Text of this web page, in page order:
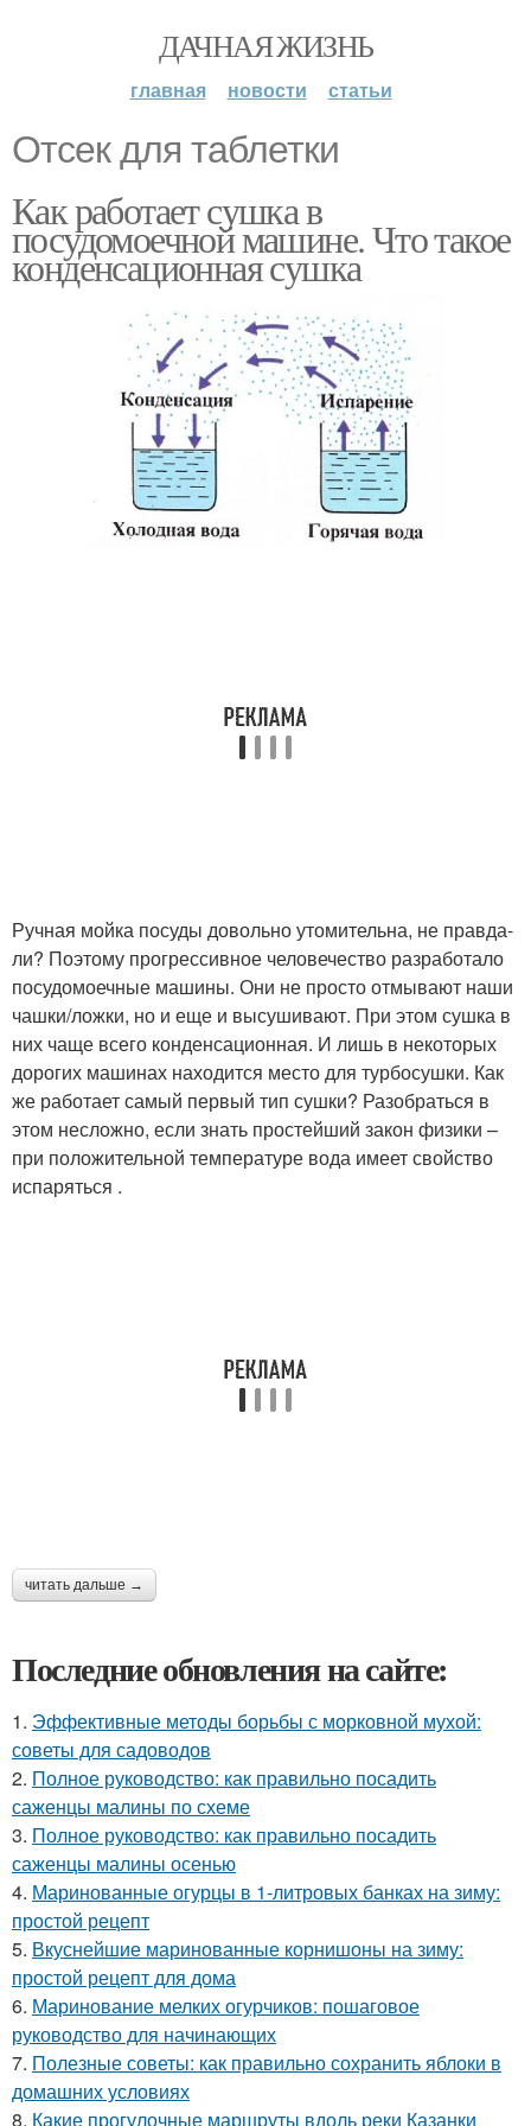
ДАЧНАЯ ЖИЗНЬ
главная новости статьи
Отсек для таблетки
Как работает сушка в
посудомоечной машине. Что такое
конденсационная сушка
Ручная мойка посуды довольно утомительна, не правда-
ли? Поэтому прогрессивное человечество разработало
посудомоечные машины. Они не просто отмывают наши
чашки/ложки, но и еще и высушивают. При этом сушка в
них чаще всего конденсационная. И лишь в некоторых
дорогих машинах находится место для турбосушки. Как
же работает самый первый тип сушки? Разобраться в
этом несложно, если знать простейший закон физики –
при положительной температуре вода имеет свойство
испаряться .
читать дальше →
Последние обновления на сайте:
1. Эффективные методы борьбы с морковной мухой:
советы для садоводов
2. Полное руководство: как правильно посадить
саженцы малины по схеме
3. Полное руководство: как правильно посадить
саженцы малины осенью
4. Маринованные огурцы в 1-литровых банках на зиму:
простой рецепт
5. Вкуснейшие маринованные корнишоны на зиму:
простой рецепт для дома
6. Маринование мелких огурчиков: пошаговое
руководство для начинающих
7. Полезные советы: как правильно сохранить яблоки в
домашних условиях
8. Какие прогулочные маршруты вдоль реки Казанки